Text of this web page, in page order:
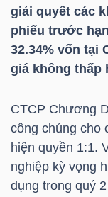
giải quyết các
phiếu trước
32.34% vốn tại
giá không thấp
CTCP Chương
công chúng cho
hiện quyền 1:1.
nghiệp kỳ vọng
dụng trong quý
BẤT
ĐỘNG
SẢN
CHÍNH